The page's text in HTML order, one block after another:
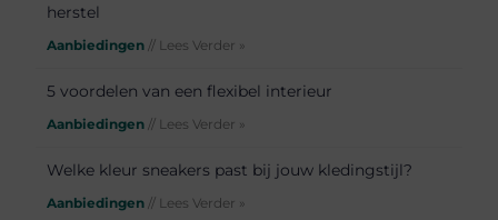
herstel
Aanbiedingen // Lees Verder »
5 voordelen van een flexibel interieur
Aanbiedingen // Lees Verder »
Welke kleur sneakers past bij jouw kledingstijl?
Aanbiedingen // Lees Verder »